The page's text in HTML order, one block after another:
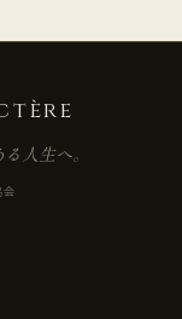
人生へ。
会